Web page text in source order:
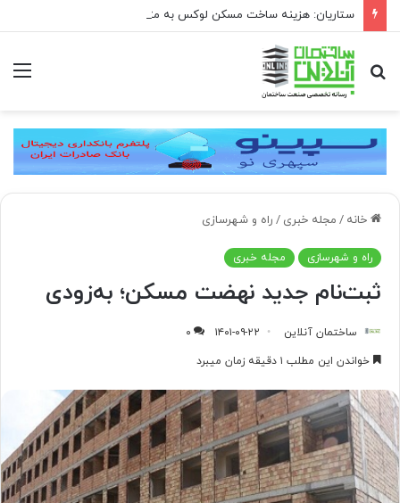
جستجو
برای
خانه / مجله خبری / راه و شهرسازی
راه و شهرسازی مجله خبری
ثبت‌نام جدید نهضت مسکن؛ به‌زودی
ساختمان آنلاین ۱۴۰۱-۰۹-۲۲
۰
خواندن این مطلب ۱ دقیقه زمان میبرد